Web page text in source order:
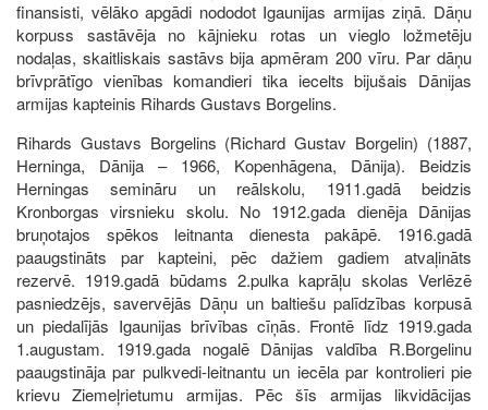
finansisti, vēlāko apgādi nododot Igaunijas armijas ziņā. Dāņu
korpuss sastāvēja no kājnieku rotas un vieglo ložmetēju
nodaļas, skaitliskais sastāvs bija apmēram 200 vīru. Par dāņu
brīvprātīgo vienības komandieri tika iecelts bijušais Dānijas
armijas kapteinis Rihards Gustavs Borgelins.
Rihards Gustavs Borgelins (Richard Gustav Borgelin) (1887,
Herninga, Dānija – 1966, Kopenhāgena, Dānija). Beidzis
Herningas semināru un reālskolu, 1911.gadā beidzis
Kronborgas virsnieku skolu. No 1912.gada dienēja Dānijas
bruņotajos spēkos leitnanta dienesta pakāpē. 1916.gadā
paaugstināts par kapteini, pēc dažiem gadiem atvaļināts
rezervē. 1919.gadā būdams 2.pulka kaprāļu skolas Verlēzē
pasniedzējs, savervējās Dāņu un baltiešu palīdzības korpusā
un piedalījās Igaunijas brīvības cīņās. Frontē līdz 1919.gada
1.augustam. 1919.gada nogalē Dānijas valdība R.Borgelinu
paaugstināja par pulkvedi-leitnantu un iecēla par kontrolieri pie
krievu Ziemeļrietumu armijas. Pēc šīs armijas likvidācijas